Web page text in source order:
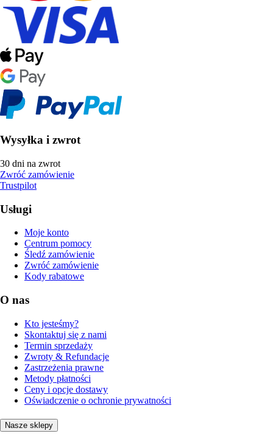
Wysyłka i zwrot
30 dni na zwrot
Zwróć zamówienie
Trustpilot
Usługi
Moje konto
Centrum pomocy
Śledź zamówienie
Zwróć zamówienie
Kody rabatowe
O nas
Kto jesteśmy?
Skontaktuj się z nami
Termin sprzedaży
Zwroty & Refundacje
Zastrzeżenia prawne
Metody płatności
Ceny i opcje dostawy
Oświadczenie o ochronie prywatności
Nasze sklepy